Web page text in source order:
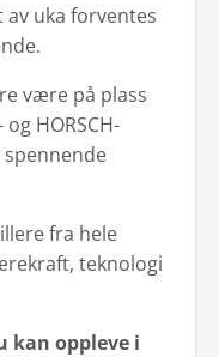
av uka forventes
være på plass
HORSCH-
fra hele
teknologi
kan oppleve i